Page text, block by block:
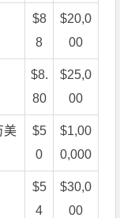
$8
8
$20,0
00
$8.
80
$25,0
00
美
$5
0
$1,00
0,000
$5
4
$30,0
00